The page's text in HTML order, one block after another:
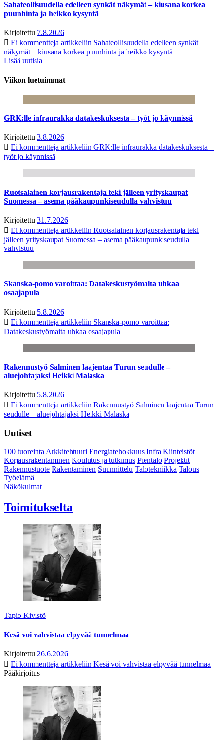
Sahateollisuudella edelleen synkät näkymät – kiusana korkea
puunhinta ja heikko kysyntä
Kirjoitettu 7.8.2026
Ei kommentteja artikkeliin Sahateollisuudella edelleen synkät
näkymät – kiusana korkea puunhinta ja heikko kysyntä
Lisää uutisia
Viikon luetuimmat
GRK:lle infraurakka datakeskuksesta – työt jo käynnissä
Kirjoitettu 3.8.2026
Ei kommentteja artikkeliin GRK:lle infraurakka datakeskuksesta –
työt jo käynnissä
Ruotsalainen korjausrakentaja teki jälleen yrityskaupat
Suomessa – asema pääkaupunkiseudulla vahvistuu
Kirjoitettu 31.7.2026
Ei kommentteja artikkeliin Ruotsalainen korjausrakentaja teki
jälleen yrityskaupat Suomessa – asema pääkaupunkiseudulla
vahvistuu
Skanska-pomo varoittaa: Datakeskustyömaita uhkaa
osaajapula
Kirjoitettu 5.8.2026
Ei kommentteja artikkeliin Skanska-pomo varoittaa:
Datakeskustyömaita uhkaa osaajapula
Rakennustyö Salminen laajentaa Turun seudulle –
aluejohtajaksi Heikki Malaska
Kirjoitettu 5.8.2026
Ei kommentteja artikkeliin Rakennustyö Salminen laajentaa Turun
seudulle – aluejohtajaksi Heikki Malaska
Uutiset
100 tuoreintaArkkitehtuuri Energiatehokkuus Infra Kiinteistöt
Korjausrakentaminen Koulutus ja tutkimus Pientalo Projektit
Rakennustuote Rakentaminen Suunnittelu Talotekniikka Talous
Työelämä
Näkökulmat
Toimitukselta
Tapio Kivistö
Kesä voi vahvistaa elpyvää tunnelmaa
Kirjoitettu 26.6.2026
Ei kommentteja artikkeliin Kesä voi vahvistaa elpyvää tunnelmaa
Pääkirjoitus